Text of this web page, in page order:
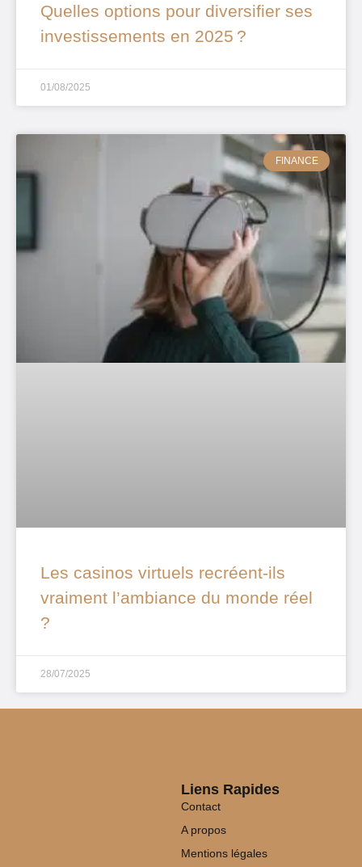
Quelles options pour diversifier ses
investissements en 2025 ?
01/08/2025
FINANCE
Les casinos virtuels recréent-ils
vraiment l’ambiance du monde réel
?
28/07/2025
Liens Rapides
Contact
A propos
Mentions légales